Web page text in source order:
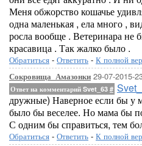
Меня обжорство кошачье
одна маленькая , ела много ,
росла вообще . Ветеринара не
красавица . Так жалко было .
Обратиться - Ответить - К полной
Сокровища_Амазонки 29-07-2015-
Ответ на комментарий Svet_63 #
дружные) Наверное если бы у
было бы веселее. Но мама бы
С одним бы справиться, тем
Обратиться - Ответить - К полной